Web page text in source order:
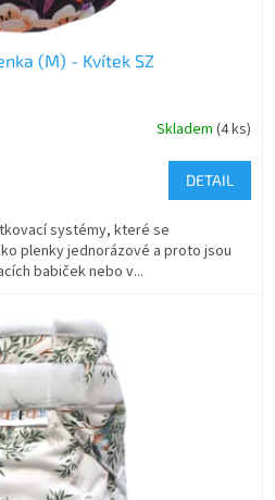
(M) - Kvítek SZ
Skladem (4 ks)
DETAIL
systémy, které se
plenky jednorázové a proto jsou
babiček nebo v...